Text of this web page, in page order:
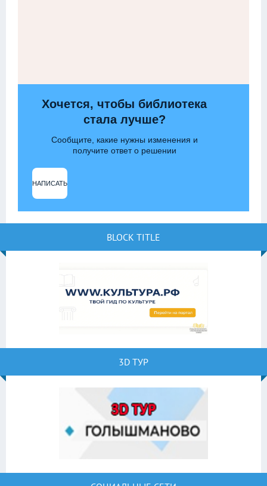
Хочется, чтобы библиотека
стала лучше?
Сообщите, какие нужны изменения и
получите ответ о решении
НАПИСАТЬ
BLOCK TITLE
3D ТУР